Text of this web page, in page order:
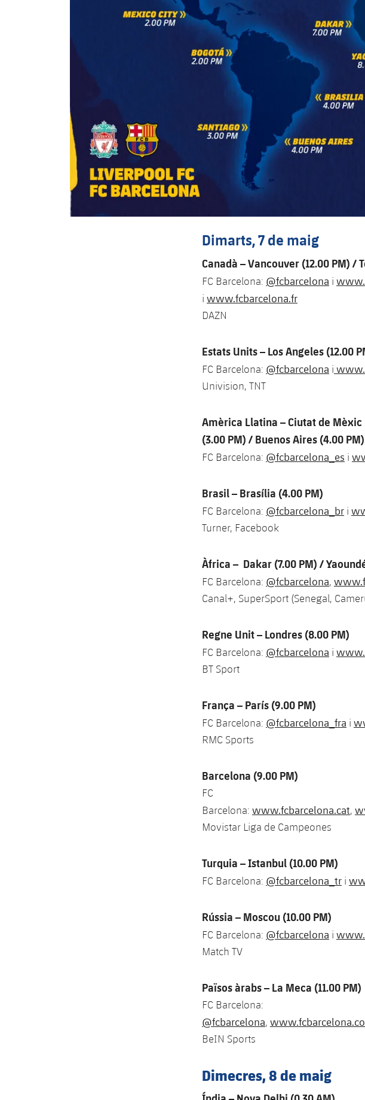
Dimarts, 7 de maig
Canadà – Vancouver (12.00 PM) /
FC Barcelona: @fcbarcelona i
i www.fcbarcelona.fr
DAZN
Estats Units – Los Angeles (12.00
FC Barcelona: @fcbarcelona i
Univision, TNT
Amèrica Llatina – Ciutat de Mèxic
(3.00 PM) / Buenos Aires (4.00 PM)
FC Barcelona: @fcbarcelona_es i
Brasil – Brasília (4.00 PM)
FC Barcelona: @fcbarcelona_br i
Turner, Facebook
Àfrica – Dakar (7.00 PM) /
FC Barcelona: @fcbarcelona,
Canal+, SuperSport (Senegal,
Regne Unit – Londres (8.00 PM)
FC Barcelona: @fcbarcelona i
BT Sport
França – París (9.00 PM)
FC Barcelona: @fcbarcelona_fra i
RMC Sports
Barcelona (9.00 PM)
FC
Barcelona: www.fcbarcelona.cat,
Movistar Liga de Campeones
Turquia – Istanbul (10.00 PM)
FC Barcelona: @fcbarcelona_tr i
Rússia – Moscou (10.00 PM)
FC Barcelona: @fcbarcelona i
Match TV
Països àrabs – La Meca (11.00 PM)
FC Barcelona:
@fcbarcelona,
BeIN Sports
Dimecres, 8 de maig